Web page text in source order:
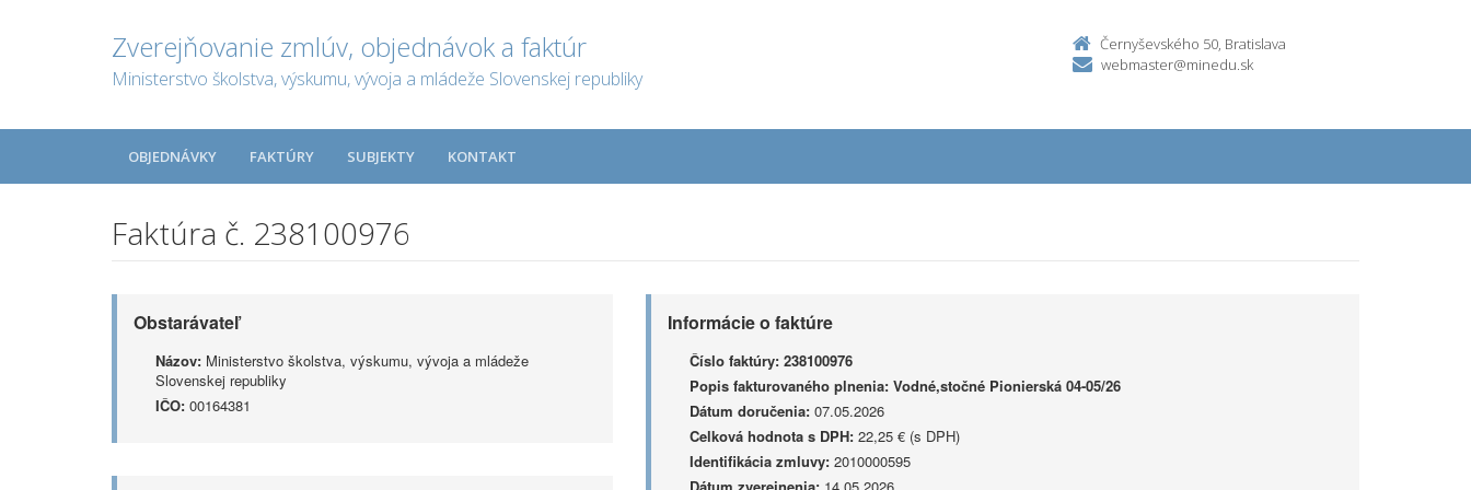
Zverejňovanie zmlúv, objednávok a faktúr
Ministerstvo školstva, výskumu, vývoja a mládeže Slovenskej republiky
Černyševského 50, Bratislava
webmaster@minedu.sk
OBJEDNÁVKY FAKTÚRY SUBJEKTY KONTAKT
Faktúra č. 238100976
Obstarávateľ
Názov: Ministerstvo školstva, výskumu, vývoja a mládeže
Slovenskej republiky
IČO: 00164381
Informácie o faktúre
Číslo faktúry: 238100976
Popis fakturovaného plnenia: Vodné,stočné Pionierská 04-05/26
Dátum doručenia:07.05.2026
Celková hodnota s DPH:22,25 € (s DPH)
Identifikácia zmluvy:2010000595